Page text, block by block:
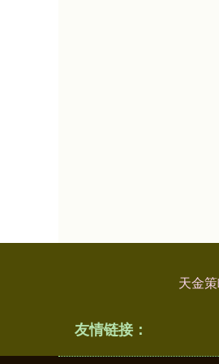
天金
友情链接：